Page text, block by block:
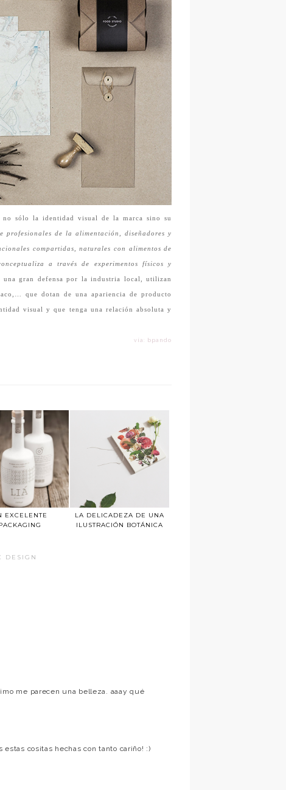
sólo la identidad visual de la marca sino su
profesionales de la alimentación, diseñadores y
compartidas, naturales con alimentos de
a través de experimentos físicos y
una gran defensa por la industria local, utilizan
que dotan de una apariencia de producto
visual y que tenga una relación absoluta y
vía: bpando
EXCELENTE
LA DELICADEZA DE UNA
ILUSTRACIÓN BOTÁNICA
DESIGN
me parecen una belleza. aaay qué
cositas hechas con tanto cariño! :)